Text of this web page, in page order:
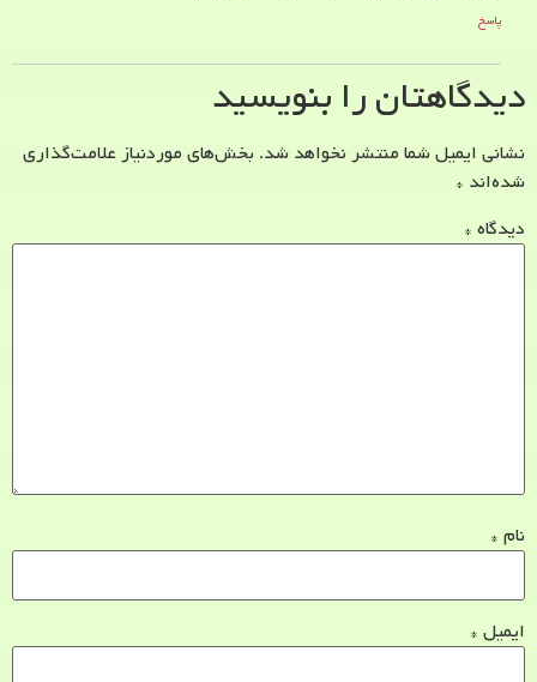
پاسخ
دیدگاهتان را بنویسید
نشانی ایمیل شما منتشر نخواهد شد. بخش‌های موردنیاز علامت‌گذاری
شده‌اند *
دیدگاه *
نام *
ایمیل *